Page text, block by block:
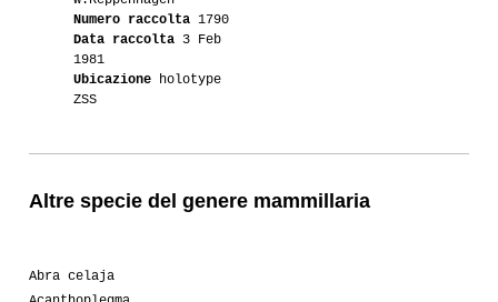
Numero raccolta 1790
Data raccolta 3 Feb
1981
Ubicazione holotype
ZSS
Altre specie del genere mammillaria
Abra celaja